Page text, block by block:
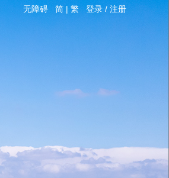
无障碍 简 |繁 登录/ 注册